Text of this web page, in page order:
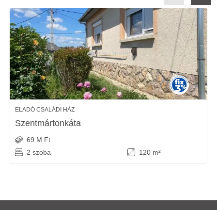
ELADÓ CSALÁDI HÁZ
Szentmártonkáta
69 M Ft
2 szoba
120 m²